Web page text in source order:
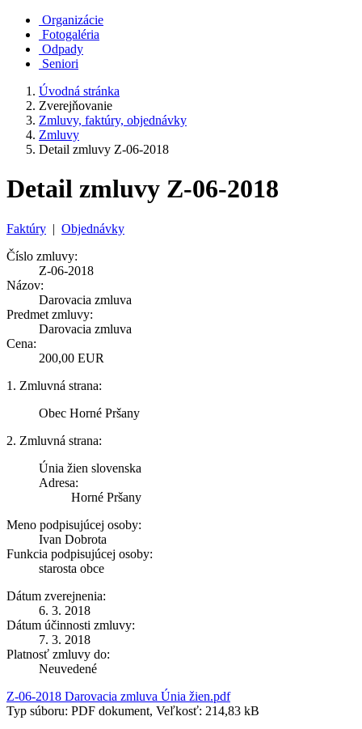
Organizácie
Fotogaléria
Odpady
Seniori
Úvodná stránka
Zverejňovanie
Zmluvy, faktúry, objednávky
Zmluvy
Detail zmluvy Z-06-2018
Detail zmluvy Z-06-2018
Faktúry | Objednávky
Číslo zmluvy:
Z-06-2018
Názov:
Darovacia zmluva
Predmet zmluvy:
Darovacia zmluva
Cena:
200,00 EUR
1. Zmluvná strana:
Obec Horné Pršany
2. Zmluvná strana:
Únia žien slovenska
Adresa:
Horné Pršany
Meno podpisujúcej osoby:
Ivan Dobrota
Funkcia podpisujúcej osoby:
starosta obce
Dátum zverejnenia:
6. 3. 2018
Dátum účinnosti zmluvy:
7. 3. 2018
Platnosť zmluvy do:
Neuvedené
Z-06-2018 Darovacia zmluva Únia žien.pdf
Typ súboru: PDF dokument, Veľkosť: 214,83 kB